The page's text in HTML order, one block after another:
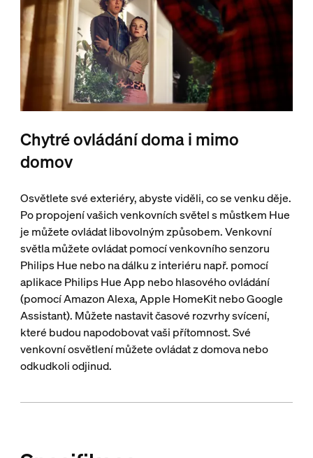
Chytré ovládání doma i mimo
domov
Osvětlete své exteriéry, abyste viděli, co se venku děje.
Po propojení vašich venkovních světel s můstkem Hue
je můžete ovládat libovolným způsobem. Venkovní
světla můžete ovládat pomocí venkovního senzoru
Philips Hue nebo na dálku z interiéru např. pomocí
aplikace Philips Hue App nebo hlasového ovládání
(pomocí Amazon Alexa, Apple HomeKit nebo Google
Assistant). Můžete nastavit časové rozvrhy svícení,
které budou napodobovat vaši přítomnost. Své
venkovní osvětlení můžete ovládat z domova nebo
odkudkoli odjinud.